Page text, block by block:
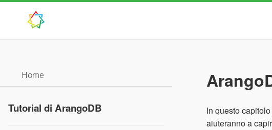
In questo
aiuteranno a
Home
Tutorial di ArangoDB